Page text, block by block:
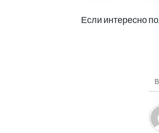
Если интересно